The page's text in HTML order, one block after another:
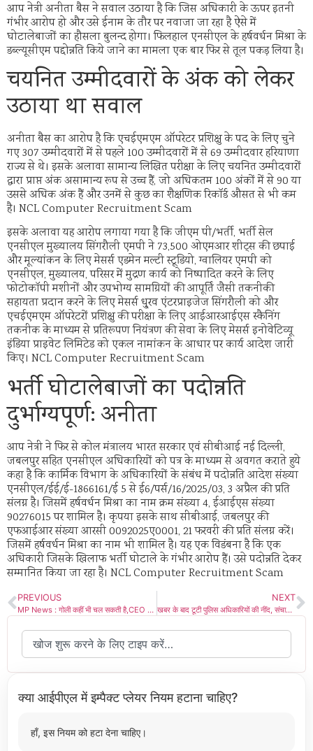
आप नेत्री अनीता बैस ने सवाल उठाया है कि जिस अधिकारी के ऊपर इतनी
गंभीर आरोप हो और उसे ईनाम के तौर पर नवाजा जा रहा है ऐसे में
घोटालेबाजों का हौसला बुलन्द होगा। फिलहाल एनसीएल के हर्षवर्धन मिश्रा के
डब्ल्यूसीएम पद्दोन्नति किये जाने का मामला एक बार फिर से तूल पकड़ लिया है।
चयनित उम्मीदवारों के अंक को लेकर
उठाया था सवाल
अनीता बैस का आरोप है कि एचईएमएम ऑपरेटर प्रशिक्षु के पद के लिए चुने
गए 307 उम्मीदवारों में से पहले 100 उम्मीदवारों में से 69 उम्मीदवार हरियाणा
राज्य से थे। इसके अलावा सामान्य लिखित परीक्षा के लिए चयनित उम्मीदवारों
द्वारा प्राप्त अंक असामान्य रूप से उच्च हैं, जो अधिकतम 100 अंकों में से 90 या
उससे अधिक अंक हैं और उनमें से कुछ का शैक्षणिक रिकॉर्ड औसत से भी कम
है। NCL Computer Recruitment Scam
इसके अलावा यह आरोप लगाया गया है कि जीएम पी/भर्ती, भर्ती सेल
एनसीएल मुख्यालय सिंगरौली एमपी ने 73,500 ओएमआर शीट्स की छपाई
और मूल्यांकन के लिए मेसर्स एडमेन मल्टी स्टूडियो, ग्वालियर एमपी को
एनसीएल, मुख्यालय, परिसर में मुद्रण कार्य को निष्पादित करने के लिए
फोटोकॉपी मशीनों और उपभोग्य सामग्रियों की आपूर्ति जैसी तकनीकी
सहायता प्रदान करने के लिए मेसर्स धु्रव एंटरप्राइजेज सिंगरौली को और
एचईएमएम ऑपरेटरों प्रशिक्षु की परीक्षा के लिए आईआरआईएस स्कैनिंग
तकनीक के माध्यम से प्रतिरूपण नियंत्रण की सेवा के लिए मेसर्स इनोवेटिव्यू
इंडिया प्राइवेट लिमिटेड को एकल नामांकन के आधार पर कार्य आदेश जारी
किए। NCL Computer Recruitment Scam
भर्ती घोटालेबाजों का पदोन्नति
दुर्भाग्यपूर्ण: अनीता
आप नेत्री ने फिर से कोल मंत्रालय भारत सरकार एवं सीबीआई नई दिल्ली,
जबलपुर सहित एनसीएल अधिकारियों को पत्र के माध्यम से अवगत कराते हुये
कहा है कि कार्मिक विभाग के अधिकारियों के संबंध में पदोन्नति आदेश संख्या
एनसीएल/ईई/ई-1866161/ई 5 से ई6/पर्स/16/2025/03, 3 अप्रैल की प्रति
संलग्न है। जिसमें हर्षवर्धन मिश्रा का नाम क्रम संख्या 4, ईआईएस संख्या
90276015 पर शामिल है। कृपया इसके साथ सीबीआई, जबलपुर की
एफआईआर संख्या आरसी 0092025ए0001, 21 फरवरी की प्रति संलग्न करें।
जिसमें हर्षवर्धन मिश्रा का नाम भी शामिल है। यह एक विडंबना है कि एक
अधिकारी जिसके खिलाफ भर्ती घोटाले के गंभीर आरोप हैं। उसे पदोन्नति देकर
सम्मानित किया जा रहा है। NCL Computer Recruitment Scam
PREVIOUS
MP News : गोली कहीं भी चल सकती है,CEO ने नशे की हालत में महिला जनपद अध्यक्ष को दी धमकी! सुनिए महिला का दर्द
NEXT
खबर के बाद टूटी पुलिस अधिकारियों की नींद, संचालित कबाड़ दुकानों पर पुलिस ने दी दबिश, कई बेशकीमती पार्ट्स बरामद, राज नहीं उगल रही पुलिस
क्या आईपीएल में इम्पैक्ट प्लेयर नियम हटाना चाहिए?
हाँ, इस नियम को हटा देना चाहिए।